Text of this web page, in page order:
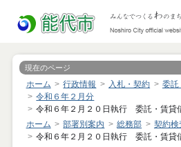
現在のページ
ホーム 行政情報 入札・契約
委
令和６年２月分
令和６年２月２０日執行 委託・賃貸
ホーム
部署別案内 総務部
契約検
令和６年２月２０日執行 委託・賃貸